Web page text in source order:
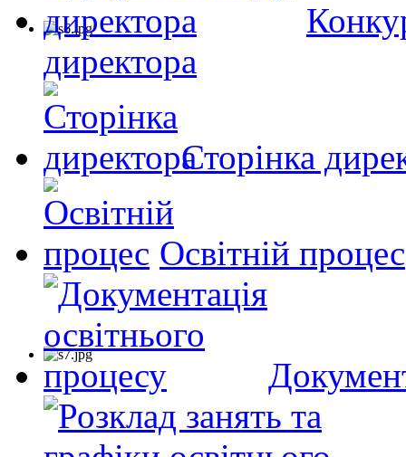
директора
Сторінка
Освітній процес